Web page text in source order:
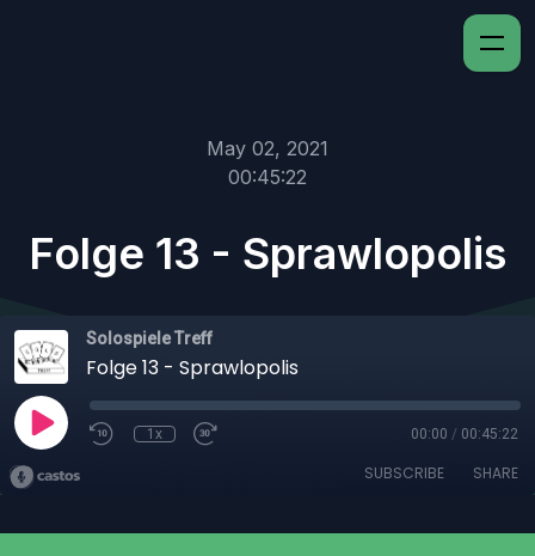
May 02, 2021
00:45:22
Folge 13 - Sprawlopolis
Solospiele Treff
Folge 13 - Sprawlopolis
1x 00:00 / 00:45:22
SUBSCRIBE SHARE